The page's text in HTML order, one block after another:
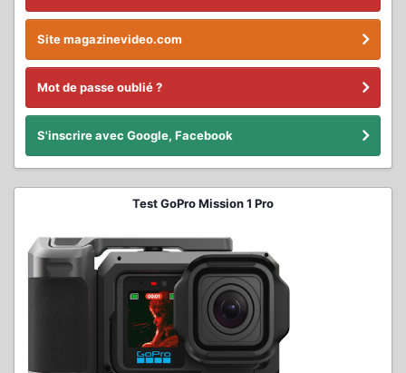
Site magazinevideo.com
Mot de passe oublié ?
S'inscrire avec Google, Facebook
Test GoPro Mission 1 Pro